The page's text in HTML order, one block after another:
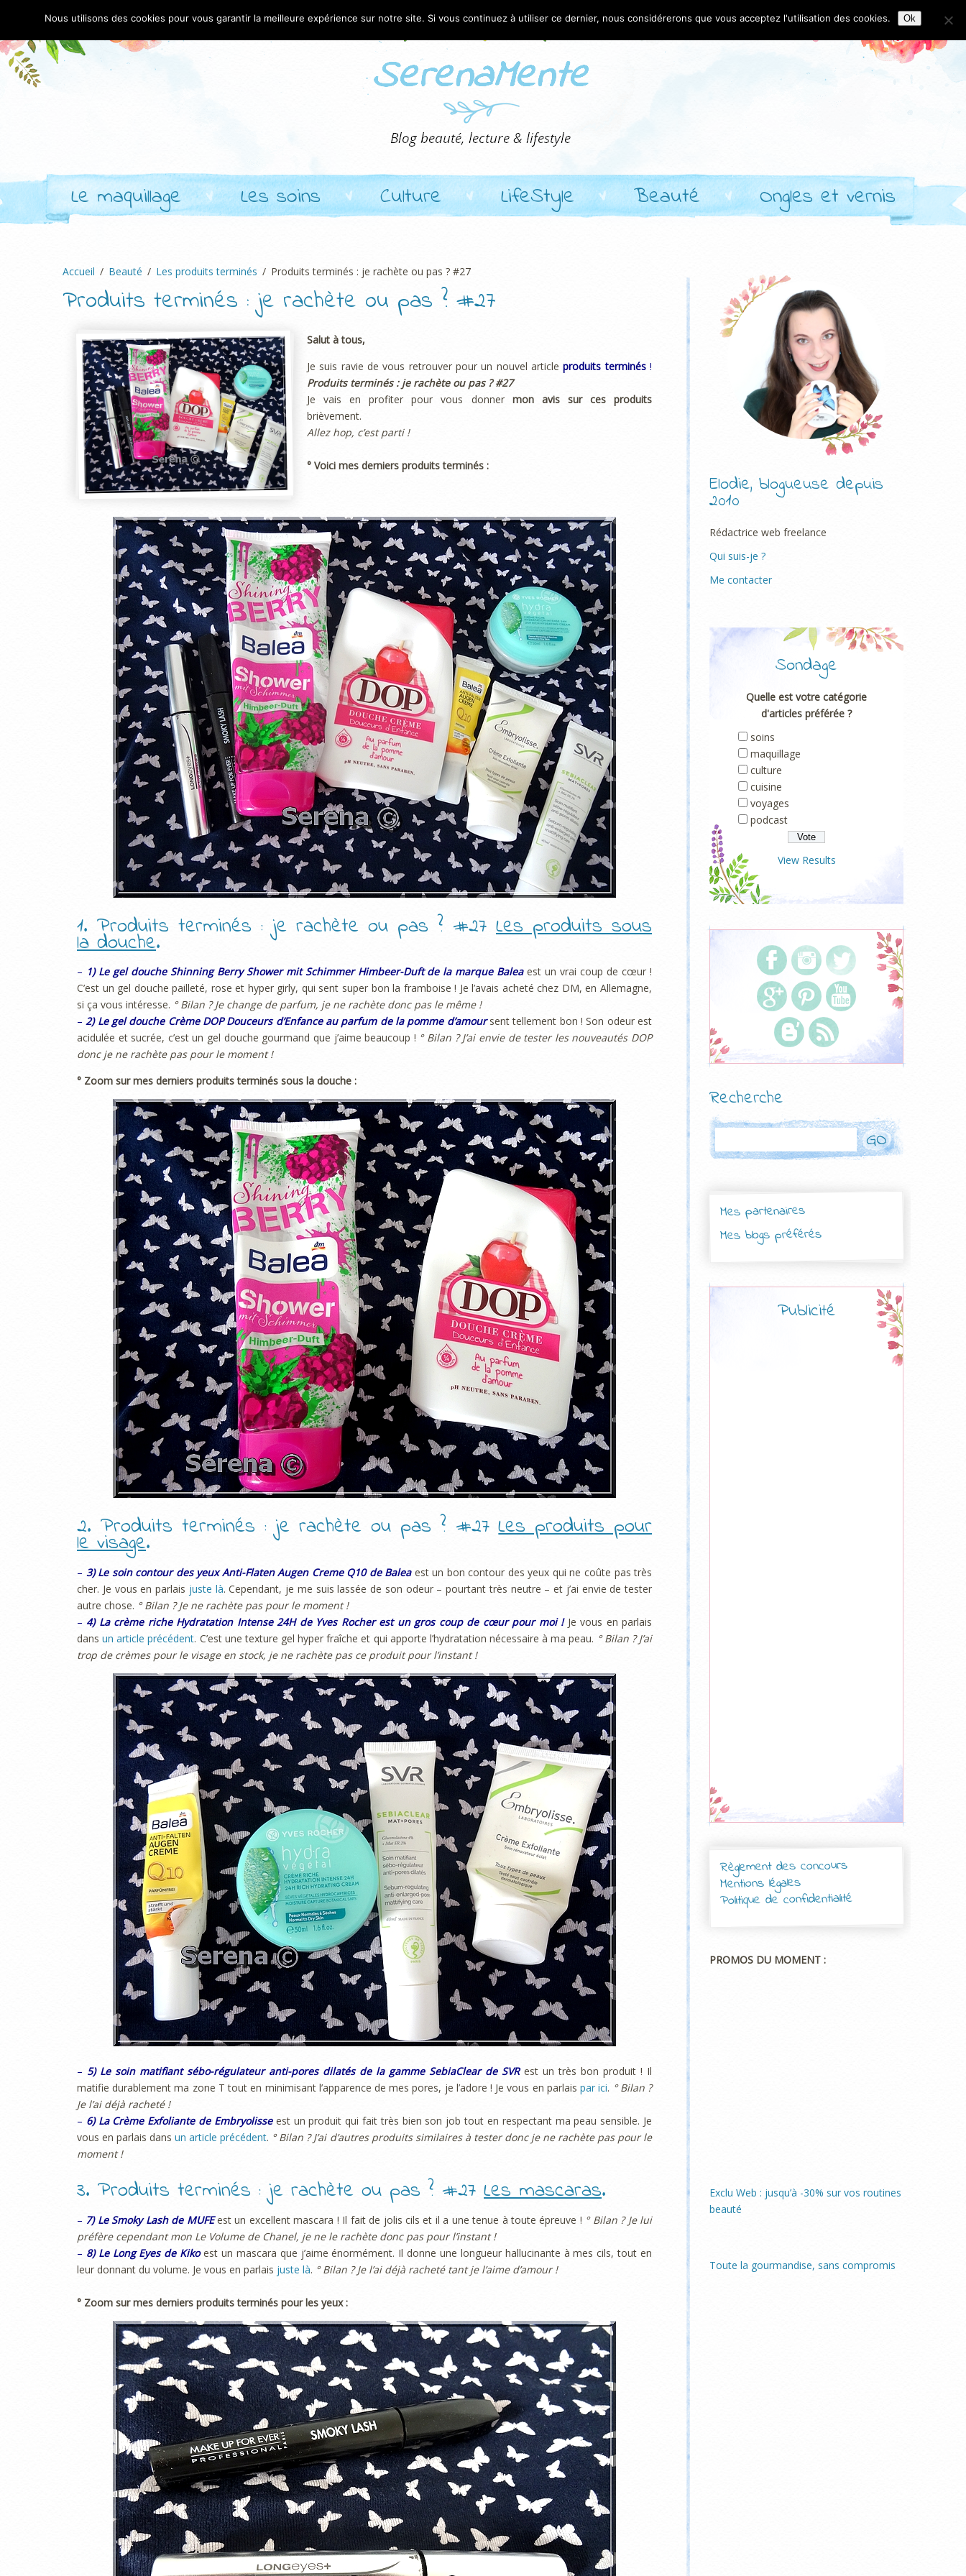
Le maquillage Les soins Culture LifeStyle Beauté Ongles et vernis
Accueil Beauté Les produits terminés Produits terminés : je rachète ou pas ? #27
Produits terminés : je rachète ou pas ? #27
Salut à tous,
Je suis ravie de vous retrouver pour un nouvel article produits terminés!
Produits terminés : je rachète ou pas ? #27
Je vais en profiter pour vous donner mon avis sur ces produits
brièvement.
Allez hop, c’est parti !
° Voici mes derniers produits terminés :
1. Produits terminés : je rachète ou pas ? #27 Les produits sous
la douche.
– 1) Le gel douche Shinning Berry Shower mit Schimmer Himbeer-Duft de la marque Baleaest un vrai coup de cœur !
C’est un gel douche pailleté, rose et hyper girly, qui sent super bon la framboise ! Je l’avais acheté chez DM, en Allemagne,
si ça vous intéresse. ° Bilan ? Je change de parfum, je ne rachète donc pas le même !
– 2) Le gel douche Crème DOP Douceurs d’Enfance au parfum de la pomme d’amoursent tellement bon ! Son odeur est
acidulée et sucrée, c’est un gel douche gourmand que j’aime beaucoup ! ° Bilan ? J’ai envie de tester les nouveautés DOP
donc je ne rachète pas pour le moment !
° Zoom sur mes derniers produits terminés sous la douche :
2. Produits terminés : je rachète ou pas ? #27Les produits pour
le visage.
– 3) Le soin contour des yeux Anti-Flaten Augen Creme Q10 de Balea est un bon contour des yeux qui ne coûte pas très
cher. Je vous en parlais juste là. Cependant, je me suis lassée de son odeur – pourtant très neutre – et j’ai envie de tester
autre chose. ° Bilan ? Je ne rachète pas pour le moment !
– 4) La crème riche Hydratation Intense 24H de Yves Rocher est un gros coup de cœur pour moi ! Je vous en parlais
dansun article précédent. C’est une texture gel hyper fraîche et qui apporte l’hydratation nécessaire à ma peau. ° Bilan ? J’ai
trop de crèmes pour le visage en stock, je ne rachète pas ce produit pour l’instant !
– 5) Le soin matifiant sébo-régulateur anti-pores dilatés de la gamme SebiaClear de SVR est un très bon produit ! Il
matifie durablement ma zone T tout en minimisant l’apparence de mes pores, je l’adore ! Je vous en parlaispar ici. ° Bilan ?
Je l’ai déjà racheté !
– 6) La Crème Exfoliante de Embryolisseest un produit qui fait très bien son job tout en respectant ma peau sensible. Je
vous en parlais dansun article précédent. ° Bilan ? J’ai d’autres produits similaires à tester donc je ne rachète pas pour le
moment !
3. Produits terminés : je rachète ou pas ? #27 Les mascaras.
– 7) Le Smoky Lash de MUFE est un excellent mascara ! Il fait de jolis cils et il a une tenue à toute épreuve ! ° Bilan ? Je lui
préfère cependant mon Le Volume de Chanel, je ne le rachète donc pas pour l’instant !
– 8) Le Long Eyes de Kiko est un mascara que j’aime énormément. Il donne une longueur hallucinante à mes cils, tout en
leur donnant du volume. Je vous en parlais juste là. ° Bilan ? Je l’ai déjà racheté tant je l’aime d’amour !
° Zoom sur mes derniers produits terminés pour les yeux :
Elodie, blogueuse depuis
2010
Rédactrice web freelance
Qui suis-je ?
Me contacter
Sondage
Quelle est votre catégorie
d'articles préférée ?
soins
maquillage
culture
cuisine
voyages
podcast
View Results
Recherche
Mes partenaires
Mes blogs préférés
Publicité
Règlement des concours
Mentions légales
Politique de confidentialité
PROMOS DU MOMENT :
Exclu Web : jusqu’à -30% sur vos routines
beauté
Toute la gourmandise, sans compromis
Nous utilisons des cookies pour vous garantir la meilleure expérience sur notre site. Si vous continuez à utiliser ce dernier, nous considérerons que vous acceptez l'utilisation des cookies. Ok